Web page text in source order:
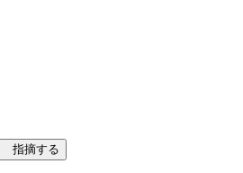
指摘する